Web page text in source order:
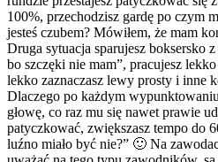
100%, przechodzisz gardę po czym
jesteś czubem? Mówiłem, że mam
Druga sytuacja sparujesz boksersko
bo szczęki nie mam”, pracujesz
lekko zaznaczasz lewy prosty i inne
Dlaczego po każdym
głowę, co raz mu się nawet prawie
patyczkować, zwiększasz tempo do
luźno miało być nie?” 🙂 Na